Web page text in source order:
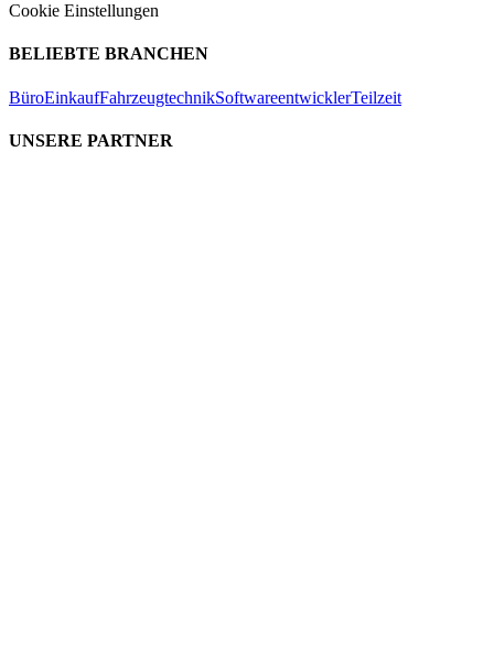
Cookie Einstellungen
BELIEBTE BRANCHEN
BüroEinkaufFahrzeugtechnikSoftwareentwicklerTeilzeit
UNSERE PARTNER